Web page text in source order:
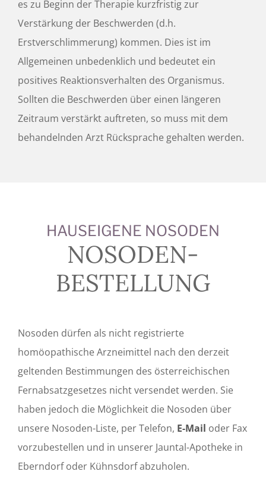
es zu Beginn der Therapie kurzfristig zur
Verstärkung der Beschwerden (d.h.
Erstverschlimmerung) kommen. Dies ist im
Allgemeinen unbedenklich und bedeutet ein
positives Reaktionsverhalten des Organismus.
Sollten die Beschwerden über einen längeren
Zeitraum verstärkt auftreten, so muss mit dem
behandelnden Arzt Rücksprache gehalten werden.
HAUSEIGENE NOSODEN
NOSODEN-
BESTELLUNG
Nosoden dürfen als nicht registrierte
homöopathische Arzneimittel nach den derzeit
geltenden Bestimmungen des österreichischen
Fernabsatzgesetzes nicht versendet werden. Sie
haben jedoch die Möglichkeit die Nosoden über
unsere Nosoden-Liste, per Telefon, E-Mail oder Fax
vorzubestellen und in unserer Jauntal-Apotheke in
Eberndorf oder Kühnsdorf abzuholen.